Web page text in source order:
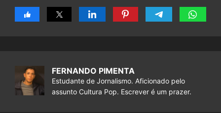
FERNANDO PIMENTA
Estudante de Jornalismo. Aficionado pelo
assunto Cultura Pop. Escrever é um prazer.